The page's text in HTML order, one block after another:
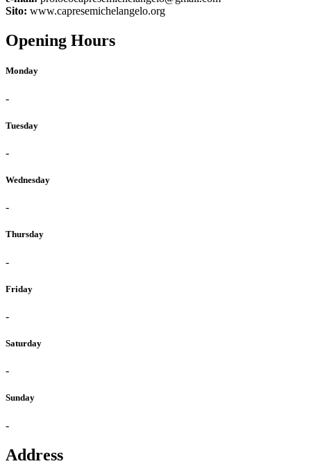
Sito: www.capresemichelangelo.org
Opening Hours
Monday
-
Tuesday
-
Wednesday
-
Thursday
-
Friday
-
Saturday
-
Sunday
-
Address